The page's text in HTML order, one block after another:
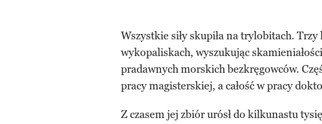
Wszystkie siły skupiła na trylobitach.
wykopaliskach, wyszukując
pradawnych morskich bezkręgowców.
pracy magisterskiej, a całość w pracy
Z czasem jej zbiór urósł do kilkunastu